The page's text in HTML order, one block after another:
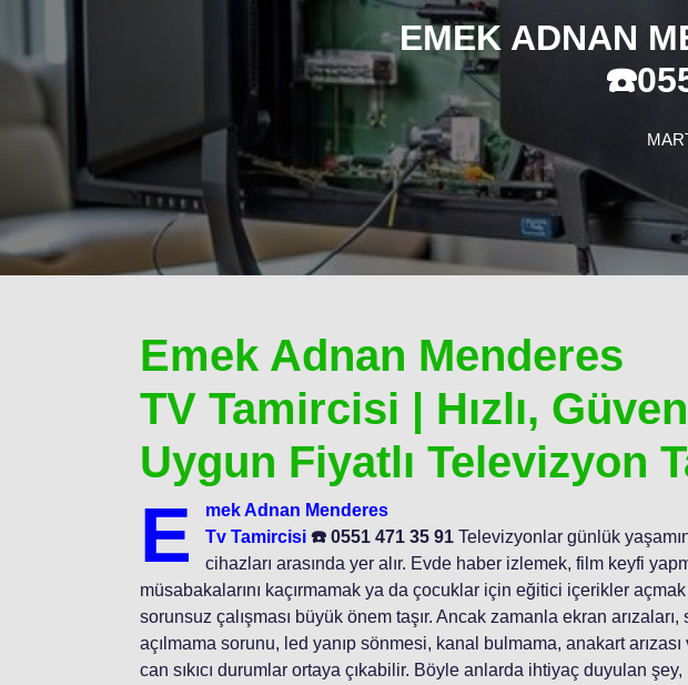
EMEK ADNAN
Emek Adnan Menderes
TV Tamircisi | Hızlı,
Uygun Fiyatlı Televizyon
E
mek Adnan Menderes
Tv Tamircisi ☎️ 0551 471 35 91 Televizyonlar günlük
cihazları arasında yer alır. Evde haber izlemek, film keyfi
müsabakalarını kaçırmamak ya da çocuklar için eğitici içerikler
sorunsuz çalışması büyük önem taşır. Ancak zamanla ekran
açılmama sorunu, led yanıp sönmesi, kanal bulmama, anakart
can sıkıcı durumlar ortaya çıkabilir. Böyle anlarda ihtiyaç duyulan